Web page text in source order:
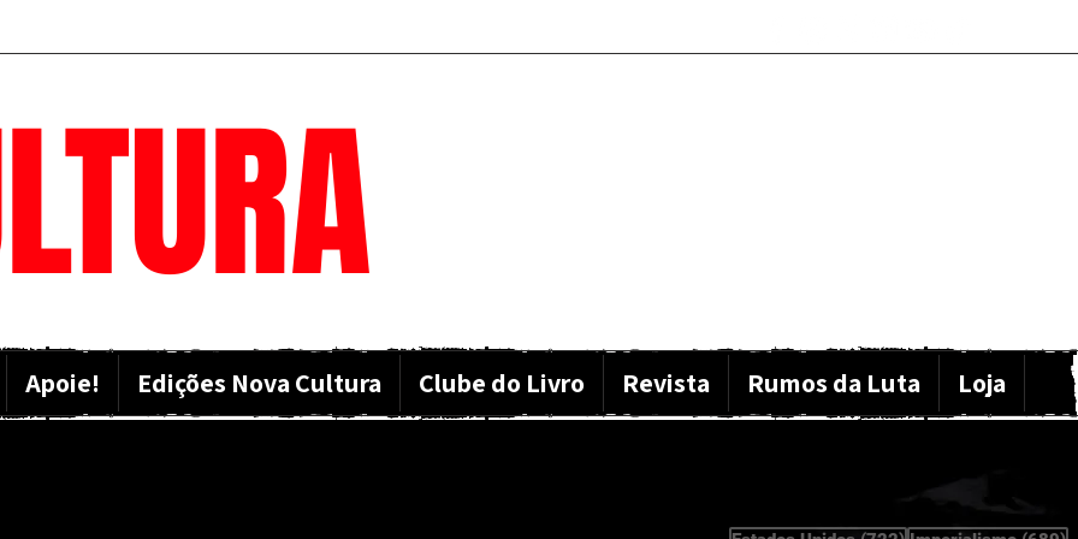
Apoie! Edições Nova Cultura Clube do Livro Revista Rumos da Luta Loja